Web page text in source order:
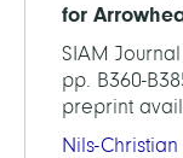
for
SIAM
pp. B360-
preprint
Nils-